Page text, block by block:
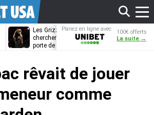
Les Grizzlies
cherchent déjà une
porte de sortie
Dwane Casey
bientôt coach
Pariez en ligne avec
100€ offerts
La suite →
rêvait de jouer
comme